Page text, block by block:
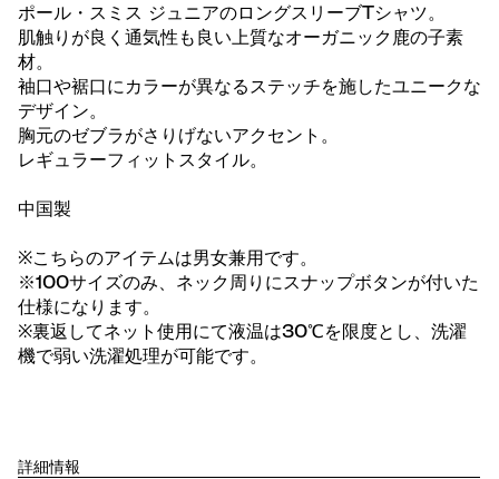
ポール・スミス ジュニアのロングスリーブTシャツ。
肌触りが良く通気性も良い上質なオーガニック鹿の子素
材。
袖口や裾口にカラーが異なるステッチを施したユニークな
デザイン。
胸元のゼブラがさりげないアクセント。
レギュラーフィットスタイル。
中国製
※こちらのアイテムは男女兼用です。
※100サイズのみ、ネック周りにスナップボタンが付いた
仕様になります。
※裏返してネット使用にて液温は30℃を限度とし、洗濯
機で弱い洗濯処理が可能です。
詳細情報